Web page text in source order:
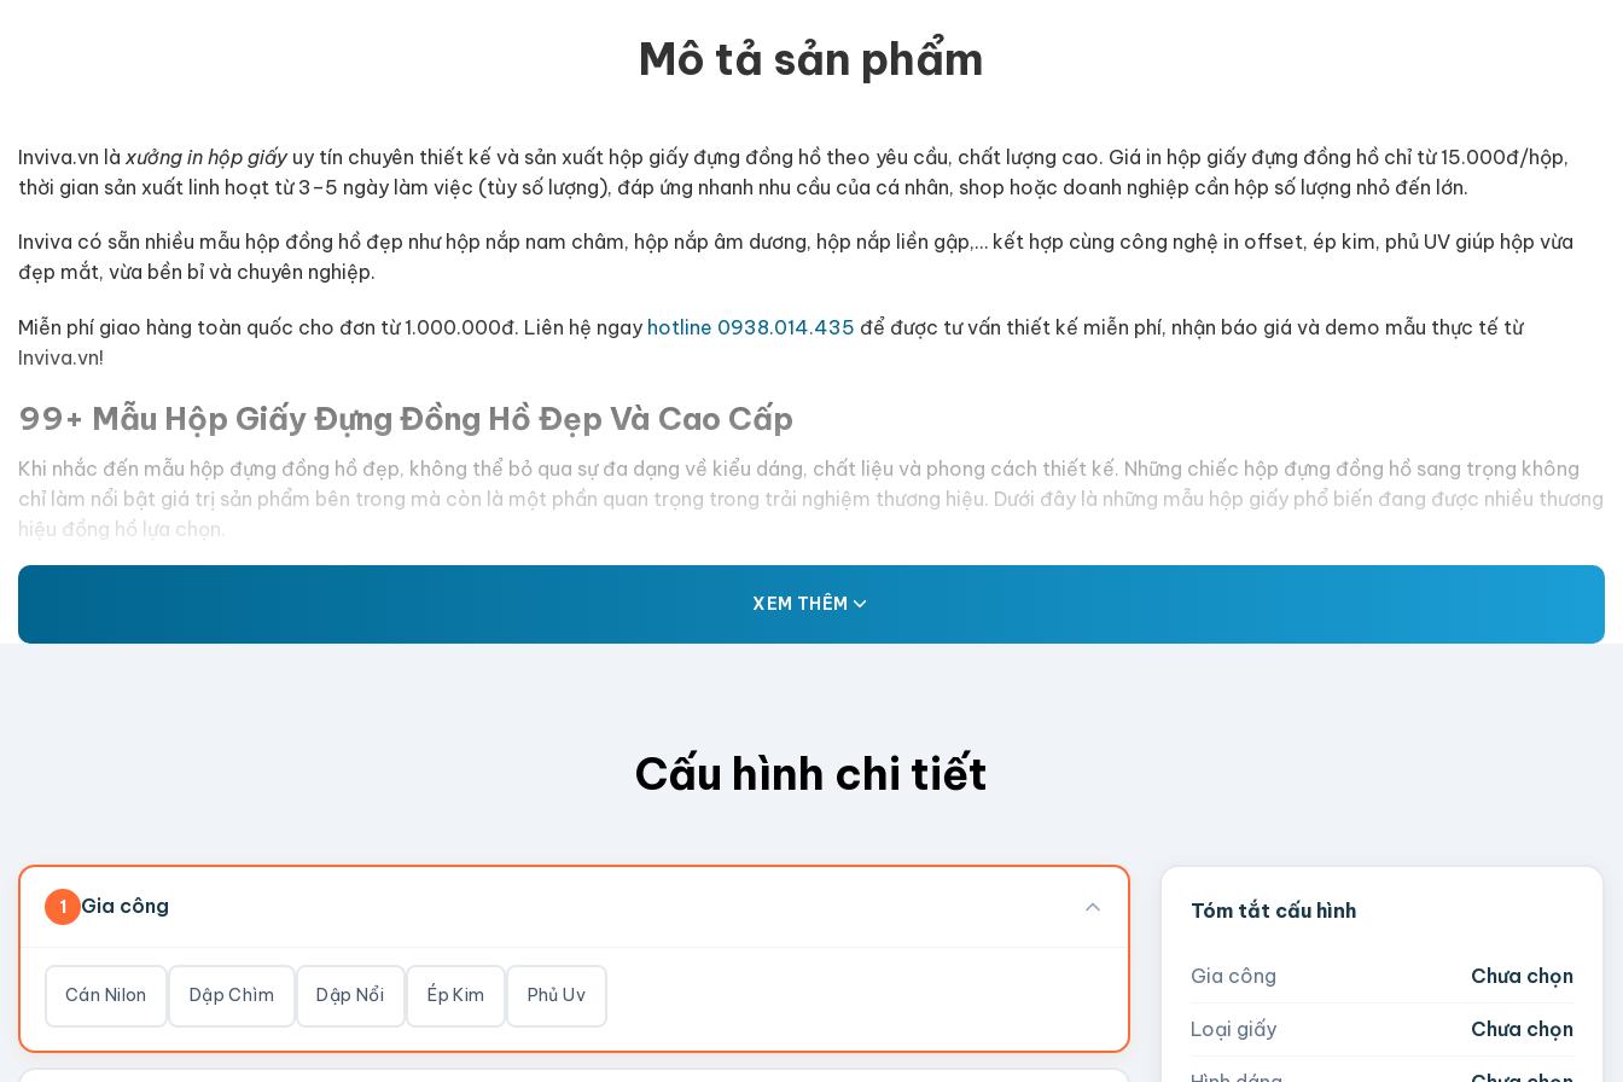
Mô tả sản phẩm
Inviva.vn là xưởng in hộp giấyuy tín chuyên thiết kế và sản xuất hộp giấy đựng đồng hồ theo yêu cầu, chất lượng cao. Giá in hộp giấy đựng đồng hồ chỉ từ 15.000đ/hộp,
thời gian sản xuất linh hoạt từ 3–5 ngày làm việc (tùy số lượng), đáp ứng nhanh nhu cầu của cá nhân, shop hoặc doanh nghiệp cần hộp số lượng nhỏ đến lớn.
Inviva có sẵn nhiều mẫu hộp đồng hồ đẹp như hộp nắp nam châm, hộp nắp âm dương, hộp nắp liền gập,… kết hợp cùng công nghệ in offset, ép kim, phủ UV giúp hộp vừa
đẹp mắt, vừa bền bỉ và chuyên nghiệp.
Miễn phí giao hàng toàn quốc cho đơn từ 1.000.000đ. Liên hệ ngay hotline 0938.014.435 để được tư vấn thiết kế miễn phí, nhận báo giá và demo mẫu thực tế từ
Inviva.vn!
99+ Mẫu Hộp Giấy Đựng Đồng Hồ Đẹp Và Cao Cấp
Khi nhắc đến mẫu hộp đựng đồng hồ đẹp, không thể bỏ qua sự đa dạng về kiểu dáng, chất liệu và phong cách thiết kế. Những chiếc hộp đựng đồng hồ sang trọng không
chỉ làm nổi bật giá trị sản phẩm bên trong mà còn là một phần quan trọng trong trải nghiệm thương hiệu. Dưới đây là những mẫu hộp giấy phổ biến đang được nhiều thương
hiệu đồng hồ lựa chọn.
XEM THÊM
Cấu hình chi tiết
1 Gia công
Cán Nilon Dập Chìm Dập Nổi Ép Kim Phủ Uv
Tóm tắt cấu hình
Gia công Chưa chọn
Loại giấy Chưa chọn